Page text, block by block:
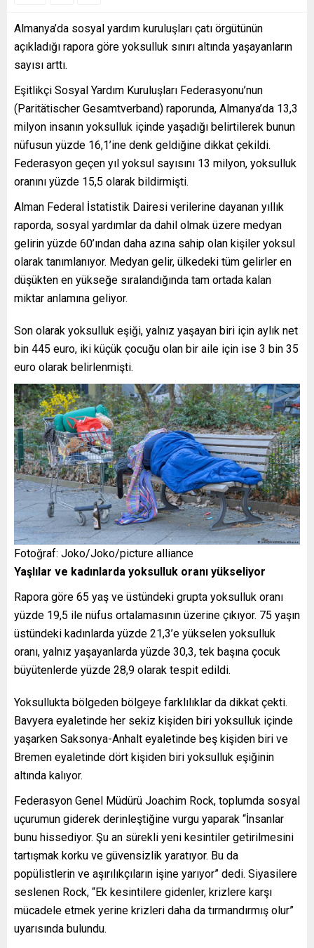
Almanya’da sosyal yardım kuruluşları çatı örgütünün
açıkladığı rapora göre yoksulluk sınırı altında yaşayanların
sayısı arttı.
Eşitlikçi Sosyal Yardım Kuruluşları Federasyonu’nun
(Paritätischer Gesamtverband) raporunda, Almanya’da 13,3
milyon insanın yoksulluk içinde yaşadığı belirtilerek bunun
nüfusun yüzde 16,1’ine denk geldiğine dikkat çekildi.
Federasyon geçen yıl yoksul sayısını 13 milyon, yoksulluk
oranını yüzde 15,5 olarak bildirmişti.
Alman Federal İstatistik Dairesi verilerine dayanan yıllık
raporda, sosyal yardımlar da dahil olmak üzere medyan
gelirin yüzde 60’ından daha azına sahip olan kişiler yoksul
olarak tanımlanıyor. Medyan gelir, ülkedeki tüm gelirler en
düşükten en yükseğe sıralandığında tam ortada kalan
miktar anlamına geliyor.
Son olarak yoksulluk eşiği, yalnız yaşayan biri için aylık net
bin 445 euro, iki küçük çocuğu olan bir aile için ise 3 bin 35
euro olarak belirlenmişti.
Fotoğraf: Joko/Joko/picture alliance
Yaşlılar ve kadınlarda yoksulluk oranı yükseliyor
Rapora göre 65 yaş ve üstündeki grupta yoksulluk oranı
yüzde 19,5 ile nüfus ortalamasının üzerine çıkıyor. 75 yaşın
üstündeki kadınlarda yüzde 21,3’e yükselen yoksulluk
oranı, yalnız yaşayanlarda yüzde 30,3, tek başına çocuk
büyütenlerde yüzde 28,9 olarak tespit edildi.
Yoksullukta bölgeden bölgeye farklılıklar da dikkat çekti.
Bavyera eyaletinde her sekiz kişiden biri yoksulluk içinde
yaşarken Saksonya-Anhalt eyaletinde beş kişiden biri ve
Bremen eyaletinde dört kişiden biri yoksulluk eşiğinin
altında kalıyor.
Federasyon Genel Müdürü Joachim Rock, toplumda sosyal
uçurumun giderek derinleştiğine vurgu yaparak “İnsanlar
bunu hissediyor. Şu an sürekli yeni kesintiler getirilmesini
tartışmak korku ve güvensizlik yaratıyor. Bu da
popülistlerin ve aşırılıkçıların işine yarıyor” dedi. Siyasilere
seslenen Rock, “Ek kesintilere gidenler, krizlere karşı
mücadele etmek yerine krizleri daha da tırmandırmış olur”
uyarısında bulundu.